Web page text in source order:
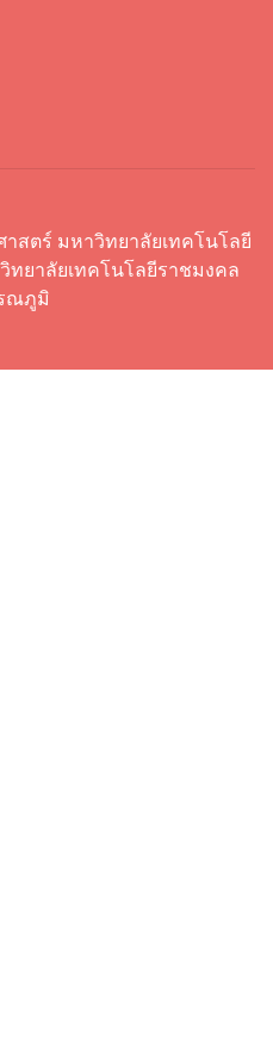
สตร์ มหาวิทยาลัยเทคโนโลยี
ยาลัยเทคโนโลยีราชมงคล
ณภูมิ